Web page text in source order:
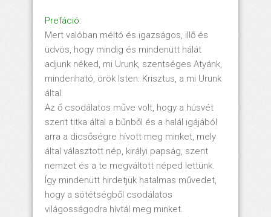
Prefáció:
Mert valóban méltó és igazságos, illő és
üdvös, hogy mindig és mindenütt hálát
adjunk néked, mi Urunk, szentséges Atyánk,
mindenható, örök Isten: Krisztus, a mi Urunk
által.
Az ő csodálatos műve volt, hogy a húsvét
szent titka által a bűnből és a halál igájából
arra a dicsőségre hívott meg minket, mely
által választott nép, királyi papság, szent
nemzet és a te megváltott néped lettünk.
Így mindenütt hirdetjük hatalmas művedet,
hogy a sötétségből csodálatos
világosságodra hívtál meg minket.